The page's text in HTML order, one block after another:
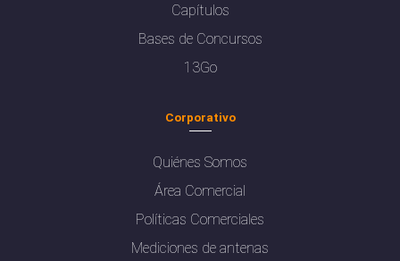
Capítulos
Bases de Concursos
13Go
Corporativo
Quiénes Somos
Área Comercial
Políticas Comerciales
Mediciones de antenas